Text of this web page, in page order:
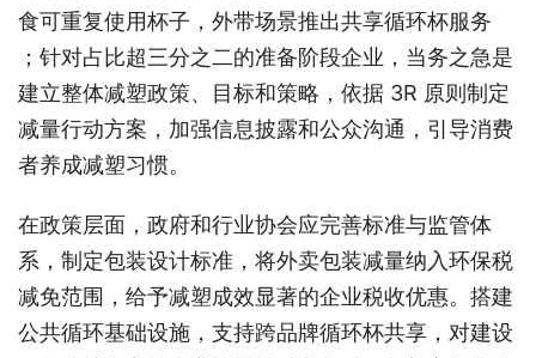
食可重复使用杯子，外带场景推出共享循环杯服务
；针对占比超三分之二的准备阶段企业，当务之急是
建立整体减塑政策、目标和策略，依据 3R 原则制定
减量行动方案，加强信息披露和公众沟通，引导消费
者养成减塑习惯。
在政策层面，政府和行业协会应完善标准与监管体
系，制定包装设计标准，将外卖包装减量纳入环保税
减免范围，给予减塑成效显著的企业税收优惠。搭建
公共循环基础设施，支持跨品牌循环杯共享，对建设